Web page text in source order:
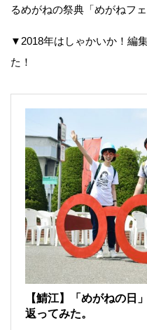
るめがねの祭典「めがねフ
▼2018年はしゃかいか！編
た！